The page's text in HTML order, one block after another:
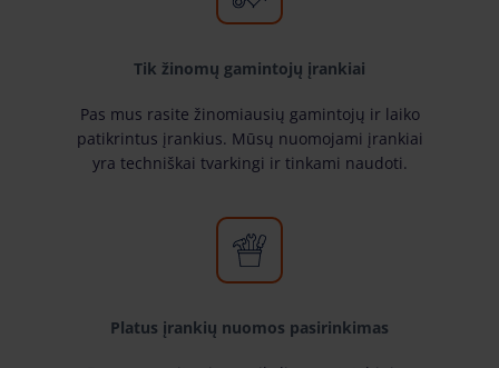
Tik žinomų gamintojų įrankiai
Pas mus rasite žinomiausių gamintojų ir laiko
patikrintus įrankius. Mūsų nuomojami įrankiai
yra techniškai tvarkingi ir tinkami naudoti.
Platus įrankių nuomos pasirinkimas